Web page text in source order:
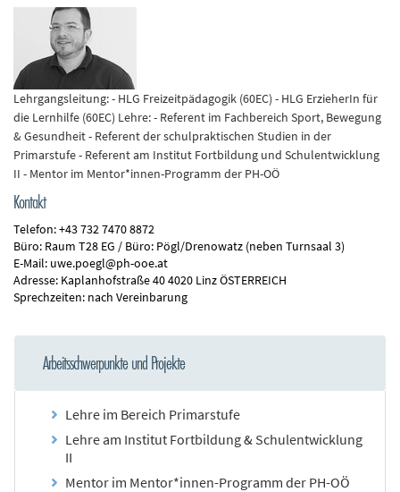
Lehrgangsleitung: - HLG Freizeitpädagogik (60EC) - HLG ErzieherIn für
die Lernhilfe (60EC) Lehre: - Referent im Fachbereich Sport, Bewegung
& Gesundheit - Referent der schulpraktischen Studien in der
Primarstufe - Referent am Institut Fortbildung und Schulentwicklung
II - Mentor im Mentor*innen-Programm der PH-OÖ
Kontakt
Telefon:+43 732 7470 8872
Büro: Raum T28 EG / Büro: Pögl/Drenowatz (neben Turnsaal 3)
E-Mail: uwe.poegl@ph-ooe.at
Adresse: Kaplanhofstraße 40 4020 Linz ÖSTERREICH
Sprechzeiten: nach Vereinbarung
Arbeitsschwerpunkte und Projekte
Lehre im Bereich Primarstufe
Lehre am Institut Fortbildung & Schulentwicklung
II
Mentor im Mentor*innen-Programm der PH-OÖ